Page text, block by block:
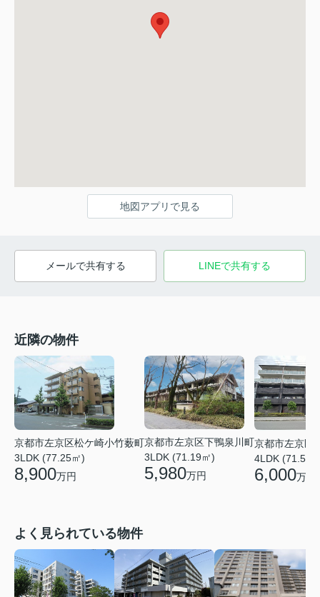
地図アプリで見る
メールで共有する LINEで共有する
近隣の物件
京都市左京区松ケ崎小竹薮町
3LDK (77.25㎡)
8,900万円
京都市左京区下鴨泉川町
3LDK (71.19㎡)
5,980万円
京都市左京区
4LDK (71.53
6,000万円
よく見られている物件